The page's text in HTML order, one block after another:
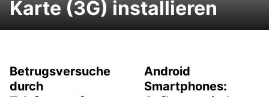
Karte (3G) installieren
Betrugsversuche
durch
Android
Smartphones: